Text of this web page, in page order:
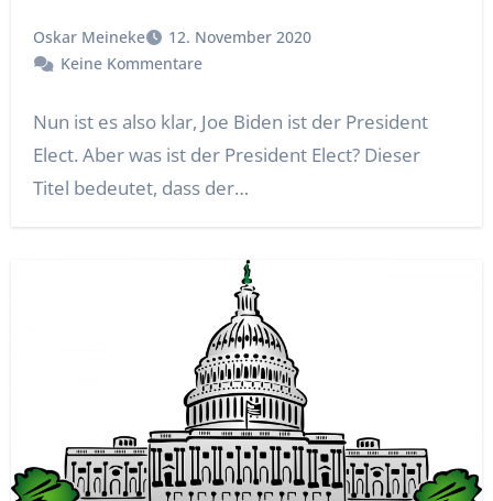
Oskar Meineke
12. November 2020
Keine Kommentare
Nun ist es also klar, Joe Biden ist der President
Elect. Aber was ist der President Elect? Dieser
Titel bedeutet, dass der…